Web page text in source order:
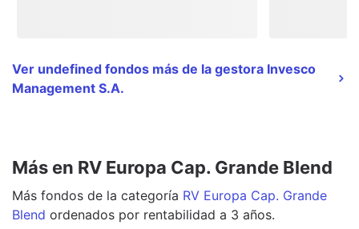
Ver undefined fondos más de la gestora Invesco
Management S.A.
Más en RV Europa Cap. Grande Blend
Más fondos de la categoría RV Europa Cap. Grande
Blend ordenados por rentabilidad a 3 años.